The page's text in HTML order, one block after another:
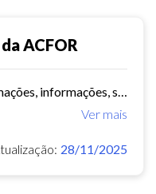
ACFOR
Ver mais
28/11/2025